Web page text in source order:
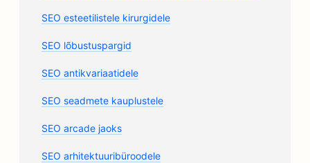
SEO esteetilistele kirurgidele
SEO lõbustuspargid
SEO antikvariaatidele
SEO seadmete kauplustele
SEO arcade jaoks
SEO arhitektuuribüroodele